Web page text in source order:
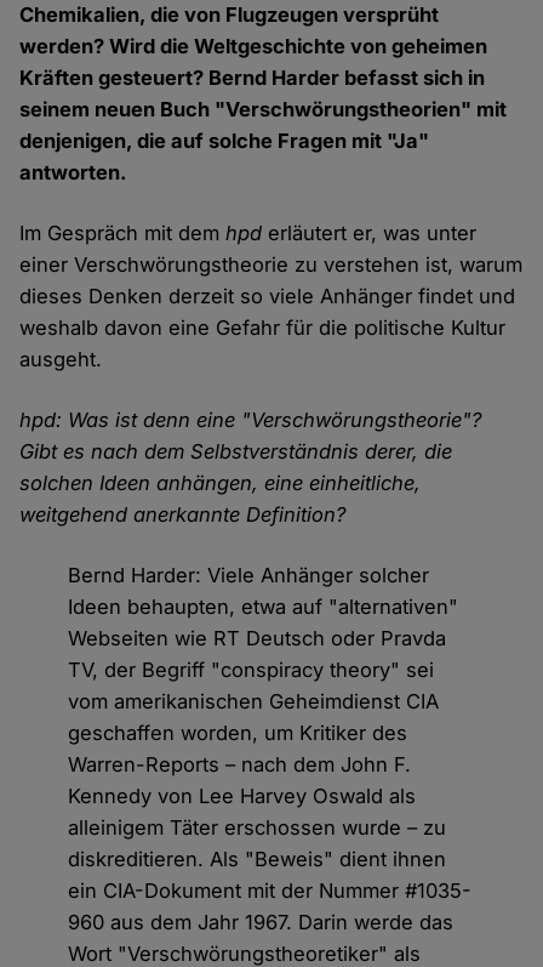
Chemikalien, die von Flugzeugen versprüht
werden? Wird die Weltgeschichte von geheimen
Kräften gesteuert? Bernd Harder befasst sich in
seinem neuen Buch "Verschwörungstheorien" mit
denjenigen, die auf solche Fragen mit "Ja"
antworten.
Im Gespräch mit demhpd erläutert er, was unter
einer Verschwörungstheorie zu verstehen ist, warum
dieses Denken derzeit so viele Anhänger findet und
weshalb davon eine Gefahr für die politische Kultur
ausgeht.
hpd: Was ist denn eine "Verschwörungstheorie"?
Gibt es nach dem Selbstverständnis derer, die
solchen Ideen anhängen, eine einheitliche,
weitgehend anerkannte Definition?
Bernd Harder: Viele Anhänger solcher
Ideen behaupten, etwa auf "alternativen"
Webseiten wie RT Deutsch oder Pravda
TV, der Begriff "conspiracy theory" sei
vom amerikanischen Geheimdienst CIA
geschaffen worden, um Kritiker des
Warren-Reports – nach dem John F.
Kennedy von Lee Harvey Oswald als
alleinigem Täter erschossen wurde – zu
diskreditieren. Als "Beweis" dient ihnen
ein CIA-Dokument mit der Nummer #1035-
960 aus dem Jahr 1967. Darin werde das
Wort "Verschwörungstheoretiker" als